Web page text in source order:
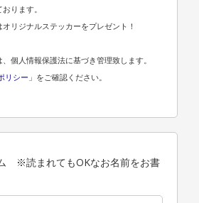
ります。
リジナルステッカーをプレゼント！
個人情報保護法に基づき管理致します。
リシー 」をご確認ください。
※読まれてもOKなお名前をお書